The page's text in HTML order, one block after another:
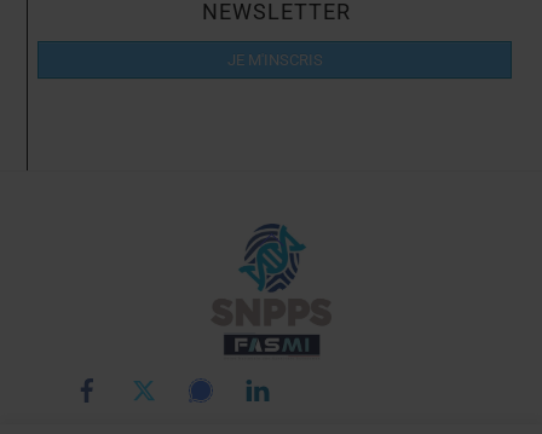
NEWSLETTER
JE M'INSCRIS
Back
To
Top